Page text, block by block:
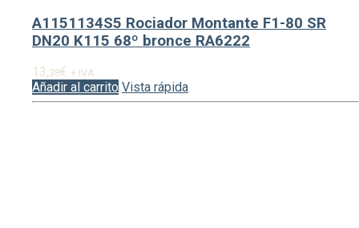
A1151134S5 Rociador Montante F1-80 SR
DN20 K115 68º bronce RA6222
13,38€ + IVA
Añadir al carrito Vista rápida